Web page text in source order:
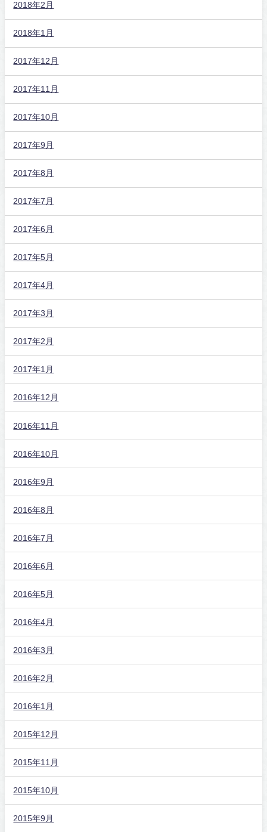
2018年2月
2018年1月
2017年12月
2017年11月
2017年10月
2017年9月
2017年8月
2017年7月
2017年6月
2017年5月
2017年4月
2017年3月
2017年2月
2017年1月
2016年12月
2016年11月
2016年10月
2016年9月
2016年8月
2016年7月
2016年6月
2016年5月
2016年4月
2016年3月
2016年2月
2016年1月
2015年12月
2015年11月
2015年10月
2015年9月